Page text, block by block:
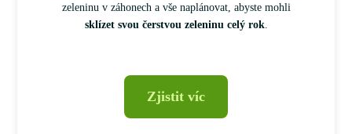
zeleninu v záhonech a vše naplánovat, abyste mohli
sklízet svou čerstvou zeleninu celý rok.
Zjistit víc